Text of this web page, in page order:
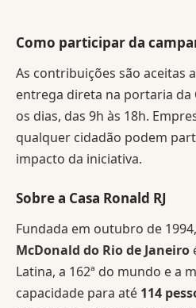
Como participar da
As contribuições são aceitas
entrega direta na portaria da
os dias, das 9h às 18h.
qualquer cidadão podem
impacto da iniciativa.
Sobre a Casa Ronald RJ
Fundada em outubro de
McDonald do Rio de Janeiro
Latina, a 162ª do mundo e a
capacidade para até 114